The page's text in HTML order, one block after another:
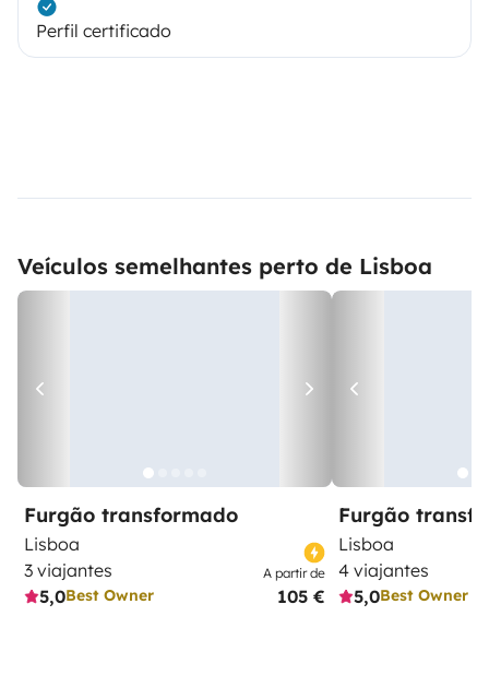
Perfil certificado
Veículos semelhantes perto de Lisboa
Furgão transformado
Lisboa
3 viajantes
5,0Best Owner
A partir de
105 €
Furgão
Lisboa
4 viajantes
5,0Best Owner